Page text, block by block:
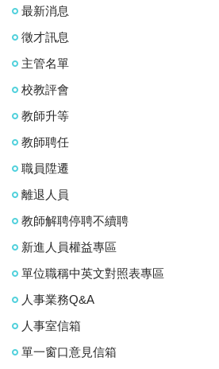
最新消息
徵才訊息
主管名單
校教評會
教師升等
教師聘任
職員陞遷
離退人員
教師解聘停聘不續聘
新進人員權益專區
單位職稱中英文對照表專區
人事業務Q&A
人事室信箱
單一窗口意見信箱